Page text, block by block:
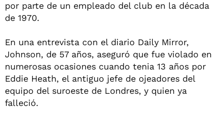
por parte de un empleado del club en la década
de 1970.
En una entrevista con el diario Daily Mirror,
Johnson, de 57 años, aseguró que fue violado en
numerosas ocasiones cuando tenia 13 años por
Eddie Heath, el antiguo jefe de ojeadores del
equipo del suroeste de Londres, y quien ya
falleció.